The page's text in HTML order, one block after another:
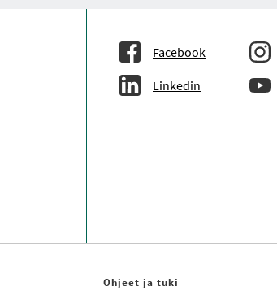
Facebook
Linkedin
Ohjeet ja tuki